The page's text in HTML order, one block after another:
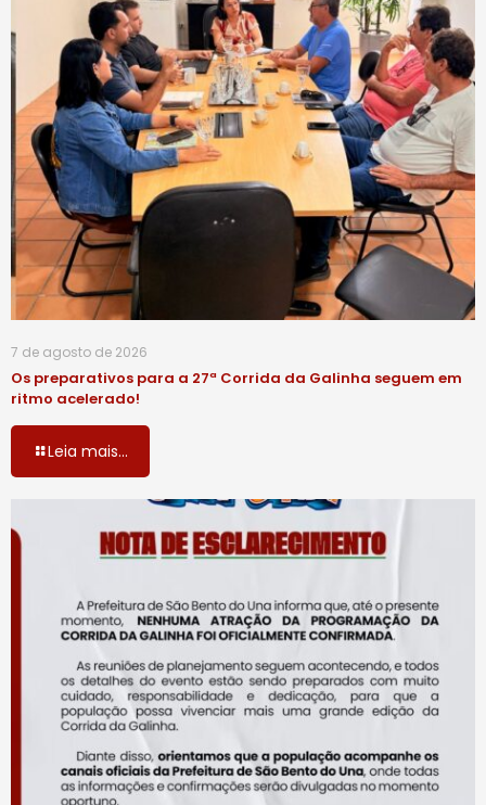
7 de agosto de 2026
Os preparativos para a 27ª Corrida da Galinha seguem em
ritmo acelerado!
Leia mais...